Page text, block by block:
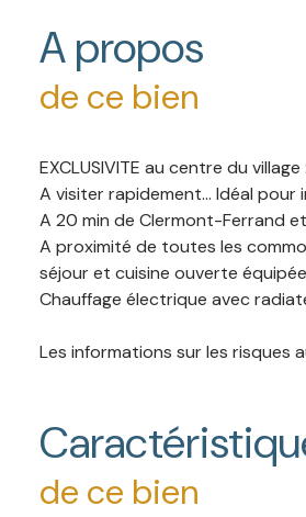
A propos
de ce bien
EXCLUSIVITE au centre du village :
A visiter rapidement... Idéal
A 20 min de Clermont-Ferrand
A proximité de toutes les
séjour et cuisine ouverte
Chauffage électrique avec
Les informations sur les risques
de ce bien